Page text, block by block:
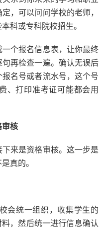
，可以问问学校的老师，
科或专科院校招生。
个报名信息表，让你最终
再检查一遍。确认无误后
名号或者流水号，这个号
、打印准考证可能都会用
审核
来是资格审核。这一步是
真的。
会统一组织，收集学生的
，然后统一进行信息确认